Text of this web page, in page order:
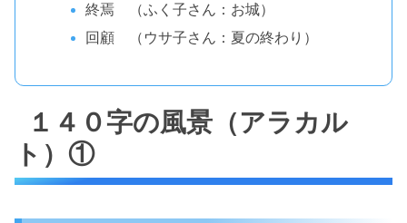
終焉 （ふく子さん：お城）
回顧 （ウサ子さん：夏の終わり）
１４０字の風景（アラカル
ト）①